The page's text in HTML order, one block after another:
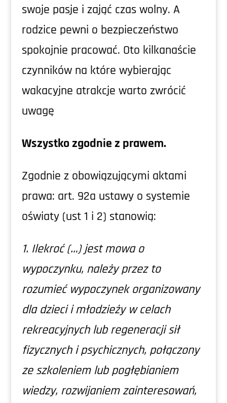
swoje pasje i zająć czas wolny. A
rodzice pewni o bezpieczeństwo
spokojnie pracować. Oto kilkanaście
czynników na które wybierając
wakacyjne atrakcje warto zwrócić
uwagę
Wszystko zgodnie z prawem.
Zgodnie z obowiązującymi aktami
prawa: art. 92a ustawy o systemie
oświaty (ust 1 i 2) stanowią:
1. Ilekroć (…) jest mowa o
wypoczynku, należy przez to
rozumieć wypoczynek organizowany
dla dzieci i młodzieży w celach
rekreacyjnych lub regeneracji sił
fizycznych i psychicznych, połączony
ze szkoleniem lub pogłębianiem
wiedzy, rozwijaniem zainteresowań,